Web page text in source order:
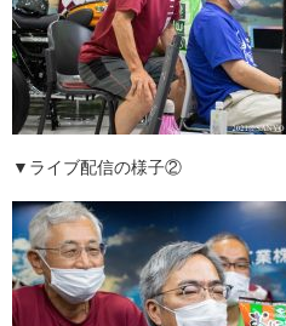
▼ライブ配信の様子②